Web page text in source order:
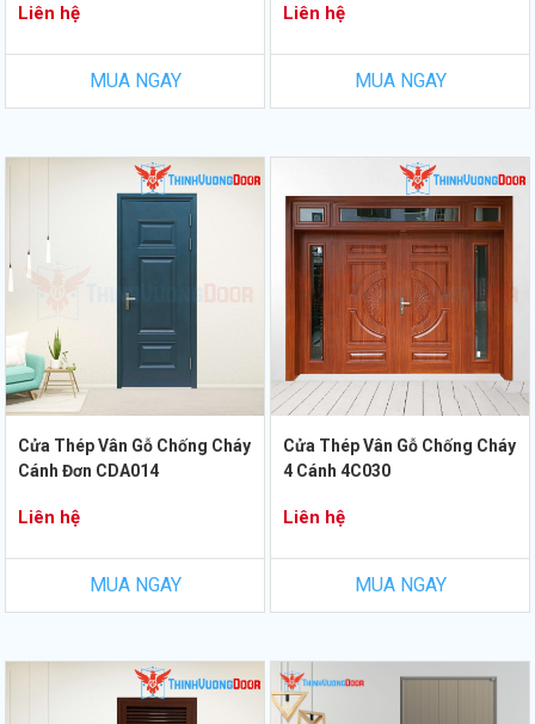
Liên hệ
MUA NGAY
Liên hệ
MUA NGAY
Cửa Thép Vân Gỗ Chống Cháy
Cánh Đơn CDA014
Liên hệ
MUA NGAY
Cửa Thép Vân Gỗ Chống Cháy
4 Cánh 4C030
Liên hệ
MUA NGAY